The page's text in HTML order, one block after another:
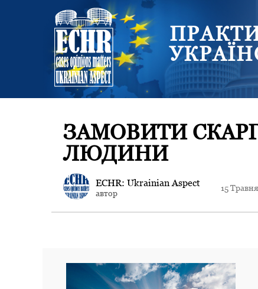
ЗАМОВИТИ
ЛЮДИНИ
ECHR: Ukrainian Aspect
автор
15